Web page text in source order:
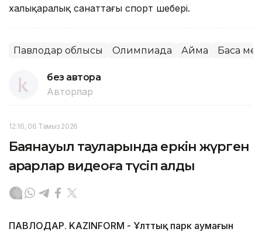
халықаралық санаттағы спорт шебері.
Павлодар облысы Олимпиада Аймақ Басқа
без автора
Авторлар
12:16, 06 Тамыз 2026
Баянауыл тауларында еркін жүрген
арқарлар видеоға түсіп қалды
ПАВЛОДАР. KAZINFORM - Ұлттық парк аумағын